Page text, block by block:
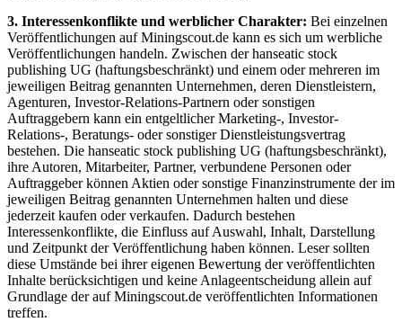
3. Interessenkonflikte und werblicher Charakter: Bei einzelnen
Veröffentlichungen auf Miningscout.de kann es sich um werbliche
Veröffentlichungen handeln. Zwischen der hanseatic stock
publishing UG (haftungsbeschränkt) und einem oder mehreren im
jeweiligen Beitrag genannten Unternehmen, deren Dienstleistern,
Agenturen, Investor-Relations-Partnern oder sonstigen
Auftraggebern kann ein entgeltlicher Marketing-, Investor-
Relations-, Beratungs- oder sonstiger Dienstleistungsvertrag
bestehen. Die hanseatic stock publishing UG (haftungsbeschränkt),
ihre Autoren, Mitarbeiter, Partner, verbundene Personen oder
Auftraggeber können Aktien oder sonstige Finanzinstrumente der im
jeweiligen Beitrag genannten Unternehmen halten und diese
jederzeit kaufen oder verkaufen. Dadurch bestehen
Interessenkonflikte, die Einfluss auf Auswahl, Inhalt, Darstellung
und Zeitpunkt der Veröffentlichung haben können. Leser sollten
diese Umstände bei ihrer eigenen Bewertung der veröffentlichten
Inhalte berücksichtigen und keine Anlageentscheidung allein auf
Grundlage der auf Miningscout.de veröffentlichten Informationen
treffen.